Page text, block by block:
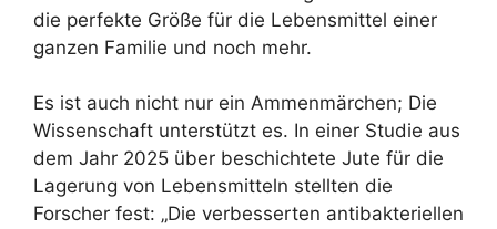
die perfekte Größe für die Lebensmittel einer
ganzen Familie und noch mehr.
Es ist auch nicht nur ein Ammenmärchen; Die
Wissenschaft unterstützt es. In einer Studie aus
dem Jahr 2025 über beschichtete Jute für die
Lagerung von Lebensmitteln stellten die
Forscher fest: „Die verbesserten antibakteriellen